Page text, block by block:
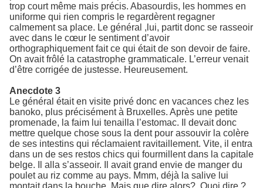
trop court même mais précis. Abasourdis, les hommes en
uniforme qui rien compris le regardèrent regagner
calmement sa place. Le général ,lui, partit donc se rasseoir
avec dans le cœur le sentiment d’avoir
orthographiquement fait ce qui était de son devoir de faire.
On avait frôlé la catastrophe grammaticale. L’erreur venait
d’être corrigée de justesse. Heureusement.
Anecdote 3
Le général était en visite privé donc en vacances chez les
banoko, plus précisément à Bruxelles. Après une petite
promenade, la faim lui tenailla l’estomac. Il devait donc
mettre quelque chose sous la dent pour assouvir la colère
de ses intestins qui réclamaient ravitaillement. Vite, il entra
dans un de ses restos chics qui fourmillent dans la capitale
belge. Il alla s’asseoir. Il avait grand envie de manger du
poulet au riz comme au pays. Mmm, déjà la salive lui